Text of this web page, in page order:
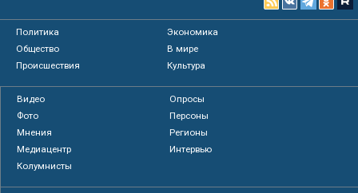
Политика
Экономика
Общество
В мире
Происшествия
Культура
Видео
Опросы
Фото
Персоны
Мнения
Регионы
Медиацентр
Интервью
Колумнисты